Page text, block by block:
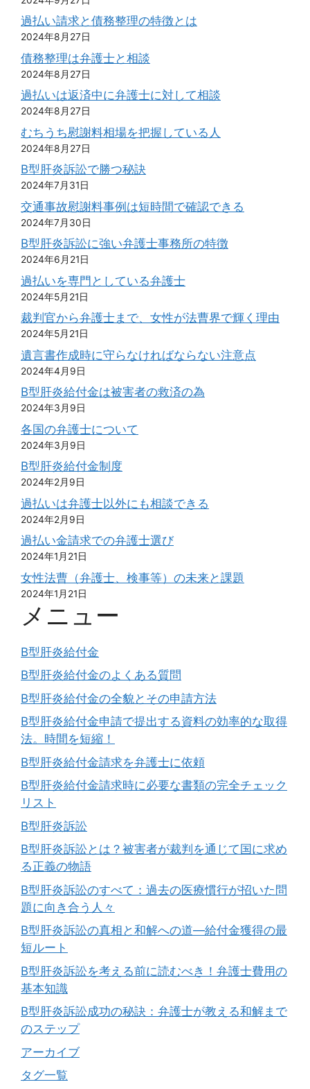
過払い請求と債務整理の特徴とは
2024年8月27日
債務整理は弁護士と相談
2024年8月27日
過払いは返済中に弁護士に対して相談
2024年8月27日
むちうち慰謝料相場を把握している人
2024年8月27日
B型肝炎訴訟で勝つ秘訣
2024年7月31日
交通事故慰謝料事例は短時間で確認できる
2024年7月30日
B型肝炎訴訟に強い弁護士事務所の特徴
2024年6月21日
過払いを専門としている弁護士
2024年5月21日
裁判官から弁護士まで、女性が法曹界で輝く理由
2024年5月21日
遺言書作成時に守らなければならない注意点
2024年4月9日
B型肝炎給付金は被害者の救済の為
2024年3月9日
各国の弁護士について
2024年3月9日
B型肝炎給付金制度
2024年2月9日
過払いは弁護士以外にも相談できる
2024年2月9日
過払い金請求での弁護士選び
2024年1月21日
女性法曹（弁護士、検事等）の未来と課題
2024年1月21日
メニュー
B型肝炎給付金
B型肝炎給付金のよくある質問
B型肝炎給付金の全貌とその申請方法
B型肝炎給付金申請で提出する資料の効率的な取得
法。時間を短縮！
B型肝炎給付金請求を弁護士に依頼
B型肝炎給付金請求時に必要な書類の完全チェック
リスト
B型肝炎訴訟
B型肝炎訴訟とは？被害者が裁判を通じて国に求め
る正義の物語
B型肝炎訴訟のすべて：過去の医療慣行が招いた問
題に向き合う人々
B型肝炎訴訟の真相と和解への道―給付金獲得の最
短ルート
B型肝炎訴訟を考える前に読むべき！弁護士費用の
基本知識
B型肝炎訴訟成功の秘訣：弁護士が教える和解まで
のステップ
アーカイブ
タグ一覧